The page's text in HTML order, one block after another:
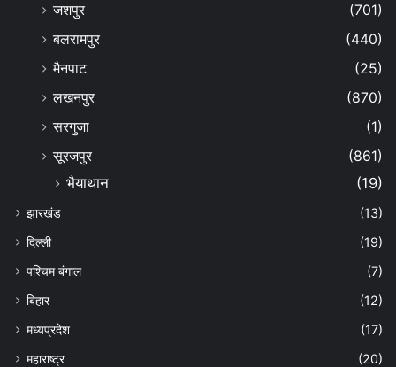
जशपुर
(701)
बलरामपुर
(440)
मैनपाट
(25)
लखनपुर
(870)
सरगुजा
(1)
सूरजपुर
(861)
भैयाथान (19)
झारखंड
(13)
दिल्ली
(19)
पश्चिम बंगाल
(7)
बिहार
(12)
मध्यप्रदेश
(17)
महाराष्ट्र
(20)